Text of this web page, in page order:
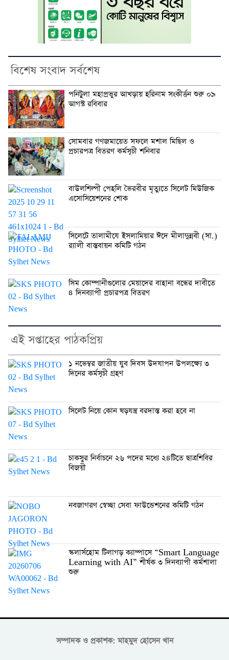
বিশেষ সংবাদ সর্বশেষ
পনিটুলা মহাপ্রভুর আখড়ায় হরিনাম সংকীর্ত্তন শুরু ০৯
আগস্ট রবিবার
সোমবার গণজমায়েত সফলে মশাল মিছিল ও
প্রচারপত্র বিতরণ কর্মসূচী শনিবার
বাউলশিল্পী পেহলি ভৈরবীর মৃত্যুতে সিলেট মিউজিক
এসোসিয়েশনের শোক
সিলেটে তালামীযে ইসলামিয়ার ঈদে মীলাদুন্নবী (সা.)
র‌্যালী বাস্তবায়ন কমিটি গঠন
সিম কোম্পানীগুলোর মেয়াদের বাহানা বন্ধের দাবীতে
৪ দিনব্যাপী প্রচারপত্র বিতরণ
এই সপ্তাহের পাঠকপ্রিয়
১ নভেম্বর জাতীয় যুব দিবস উদযাপন উপলক্ষ্যে ৩
দিনের কর্মসূচী গ্রহণ
সিলেট নিয়ে কোন ষড়যন্ত্র বরদাস্ত করা হবে না
চাকসুর নির্বাচনে ২৬ পদের মধ্যে ২৪টিতে ছাত্রশিবির
বিজয়ী
নবজাগরণ স্বেচ্ছা সেবা ফাউন্ডেশনের কমিটি গঠন
স্কলার্সহোম টিলাগড় ক্যাম্পাসে “Smart Language
Learning with AI” শীর্ষক ৩ দিনব্যাপী কর্মশালা
শুরু
সম্পাদক ও প্রকাশক: মাহমুদ হোসেন খান